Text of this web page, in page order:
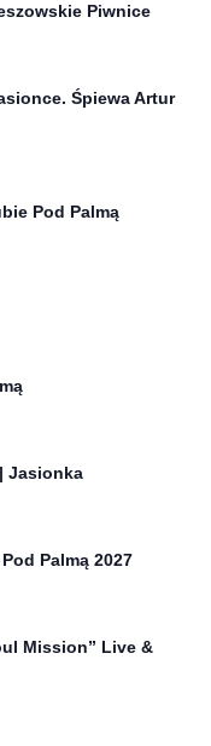
Piwnice
Śpiewa Artur
Pod Palmą
Jasionka
Palmą 2027
Mission” Live &